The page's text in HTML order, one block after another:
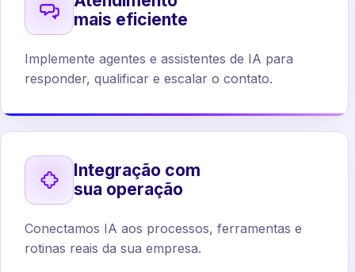
mais eficiente
Implemente agentes e assistentes de IA para
responder, qualificar e escalar o contato.
Integração com
sua operação
Conectamos IA aos processos, ferramentas e
rotinas reais da sua empresa.